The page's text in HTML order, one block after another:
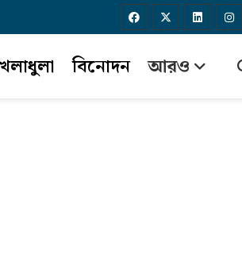
বিনোদন আরও